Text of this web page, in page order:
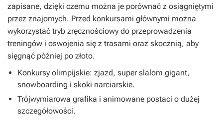
zapisane, dzięki czemu można je porównać z osiągniętymi
przez znajomych. Przed konkursami głównymi można
wykorzystać tryb zręcznościowy do przeprowadzenia
treningów i oswojenia się z trasami oraz skocznią, aby
sięgnąć później po złoto.
Konkursy olimpijskie: zjazd, super slalom gigant,
snowboarding i skoki narciarskie.
Trójwymiarowa grafika i animowane postaci o dużej
szczegółowości.